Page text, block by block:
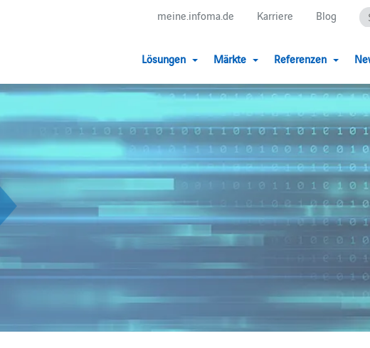
meine.infoma.de Karriere Blog
Lösungen Märkte Referenzen